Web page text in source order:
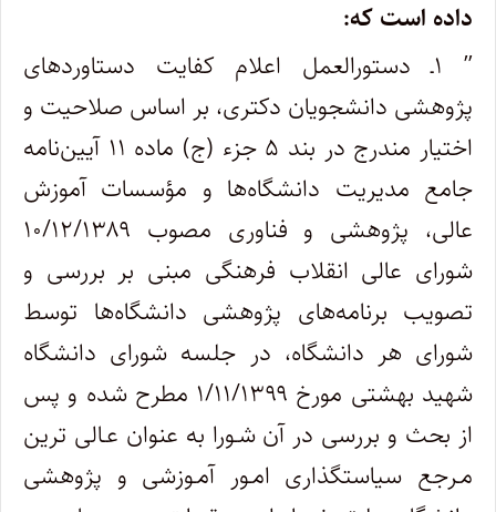
داده است که:
” ۱ـ دستورالعمل اعلام کفایت دستاوردهای
پژوهشی دانشجویان دکتری، بر اساس صلاحیت و
اختیار مندرج در بند ۵ جزء (ج) ماده ۱۱ آیین‌نامه
جامع مدیریت دانشگاه‌ها و مؤسسات آموزش
عالی، پژوهشی و فناوری مصوب ۱۰/۱۲/۱۳۸۹
شورای عالی انقلاب فرهنگی مبنی بر بررسی و
تصویب برنامه‌های پژوهشی دانشگاه‌ها توسط
شورای هر دانشگاه، در جلسه شورای دانشگاه
شهید بهشتی مورخ ۱/۱۱/۱۳۹۹ مطرح شده و پس
از بحث و بررسی در آن شـورا به عنوان عـالی ترین
مـرجع سیاستگذاری امـور آمـوزشی و پژوهشی